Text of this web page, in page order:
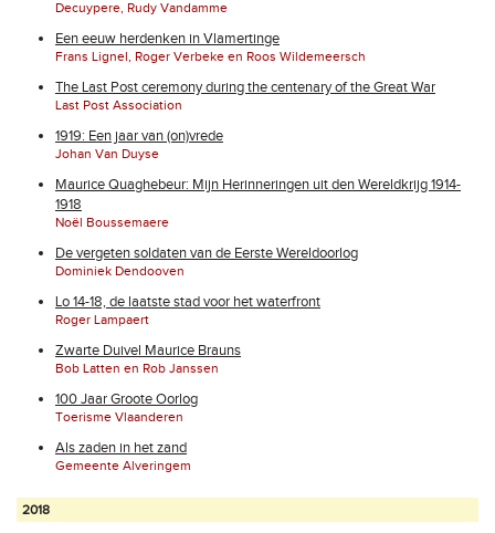
Decuypere, Rudy Vandamme
Een eeuw herdenken in Vlamertinge
Frans Lignel, Roger Verbeke en Roos Wildemeersch
The Last Post ceremony during the centenary of the Great War
Last Post Association
1919: Een jaar van (on)vrede
Johan Van Duyse
Maurice Quaghebeur: Mijn Herinneringen uit den Wereldkrijg 1914-
1918
Noël Boussemaere
De vergeten soldaten van de Eerste Wereldoorlog
Dominiek Dendooven
Lo 14-18, de laatste stad voor het waterfront
Roger Lampaert
Zwarte Duivel Maurice Brauns
Bob Latten en Rob Janssen
100 Jaar Groote Oorlog
Toerisme Vlaanderen
Als zaden in het zand
Gemeente Alveringem
2018